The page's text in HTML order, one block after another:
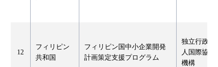
12
フィリピン
共和国
フィリピン国中小企業開発
計画策定支援プログラム
独立行政法
人国際協力
機構